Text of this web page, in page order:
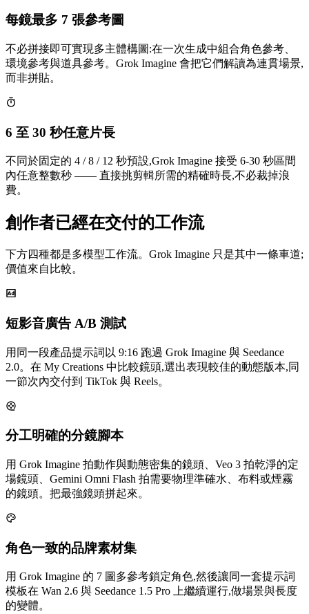
每鏡最多 7 張參考圖
不必拼接即可實現多主體構圖:在一次生成中組合角色參考、
環境參考與道具參考。Grok Imagine 會把它們解讀為連貫場景,
而非拼貼。
6 至 30 秒任意片長
不同於固定的 4 / 8 / 12 秒預設,Grok Imagine 接受 6-30 秒區間
內任意整數秒 —— 直接挑剪輯所需的精確時長,不必裁掉浪
費。
創作者已經在交付的工作流
下方四種都是多模型工作流。Grok Imagine 只是其中一條車道;
價值來自比較。
短影音廣告 A/B 測試
用同一段產品提示詞以 9:16 跑過 Grok Imagine 與 Seedance
2.0。在 My Creations 中比較鏡頭,選出表現較佳的動態版本,同
一節次內交付到 TikTok 與 Reels。
分工明確的分鏡腳本
用 Grok Imagine 拍動作與動態密集的鏡頭、Veo 3 拍乾淨的定
場鏡頭、Gemini Omni Flash 拍需要物理準確水、布料或煙霧
的鏡頭。把最強鏡頭拼起來。
角色一致的品牌素材集
用 Grok Imagine 的 7 圖多參考鎖定角色,然後讓同一套提示詞
模板在 Wan 2.6 與 Seedance 1.5 Pro 上繼續運行,做場景與長度
的變體。